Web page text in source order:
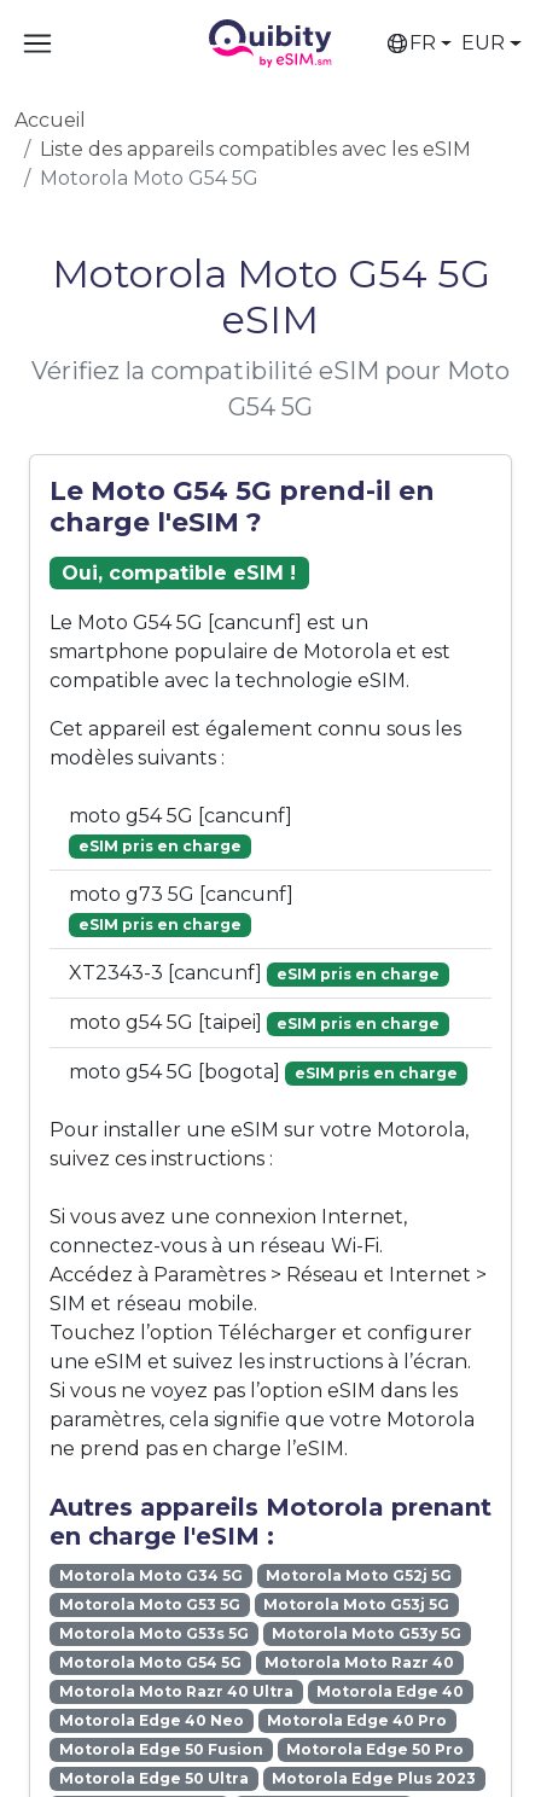
FR EUR
Accueil
Liste des appareils compatibles avec les eSIM
Motorola Moto G54 5G
Motorola Moto G54 5G
eSIM
Vérifiez la compatibilité eSIM pour Moto
G54 5G
Le Moto G54 5G prend-il en
charge l'eSIM ?
Oui, compatible eSIM !
Le Moto G54 5G [cancunf] est un
smartphone populaire de Motorola et est
compatible avec la technologie eSIM.
Cet appareil est également connu sous les
modèles suivants :
moto g54 5G [cancunf]
eSIM pris en charge
moto g73 5G [cancunf]
eSIM pris en charge
XT2343-3 [cancunf] eSIM pris en charge
moto g54 5G [taipei] eSIM pris en charge
moto g54 5G [bogota] eSIM pris en charge
Pour installer une eSIM sur votre Motorola,
suivez ces instructions :
Si vous avez une connexion Internet,
connectez-vous à un réseau Wi-Fi.
Accédez à Paramètres > Réseau et Internet >
SIM et réseau mobile.
Touchez l’option Télécharger et configurer
une eSIM et suivez les instructions à l’écran.
Si vous ne voyez pas l’option eSIM dans les
paramètres, cela signifie que votre Motorola
ne prend pas en charge l’eSIM.
Autres appareils Motorola prenant
en charge l'eSIM :
Motorola Moto G34 5G
Motorola Moto G52j 5G
Motorola Moto G53 5G
Motorola Moto G53j 5G
Motorola Moto G53s 5G
Motorola Moto G53y 5G
Motorola Moto G54 5G
Motorola Moto Razr 40
Motorola Moto Razr 40 Ultra
Motorola Edge 40
Motorola Edge 40 Neo
Motorola Edge 40 Pro
Motorola Edge 50 Fusion
Motorola Edge 50 Pro
Motorola Edge 50 Ultra
Motorola Edge Plus 2023